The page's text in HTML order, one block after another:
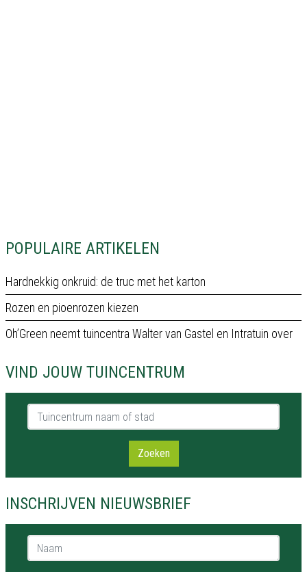
POPULAIRE ARTIKELEN
Hardnekkig onkruid: de truc met het karton
Rozen en pioenrozen kiezen
Oh’Green neemt tuincentra Walter van Gastel en Intratuin over
VIND JOUW TUINCENTRUM
Tuincentrum naam of stad
Zoeken
INSCHRIJVEN NIEUWSBRIEF
Naam *